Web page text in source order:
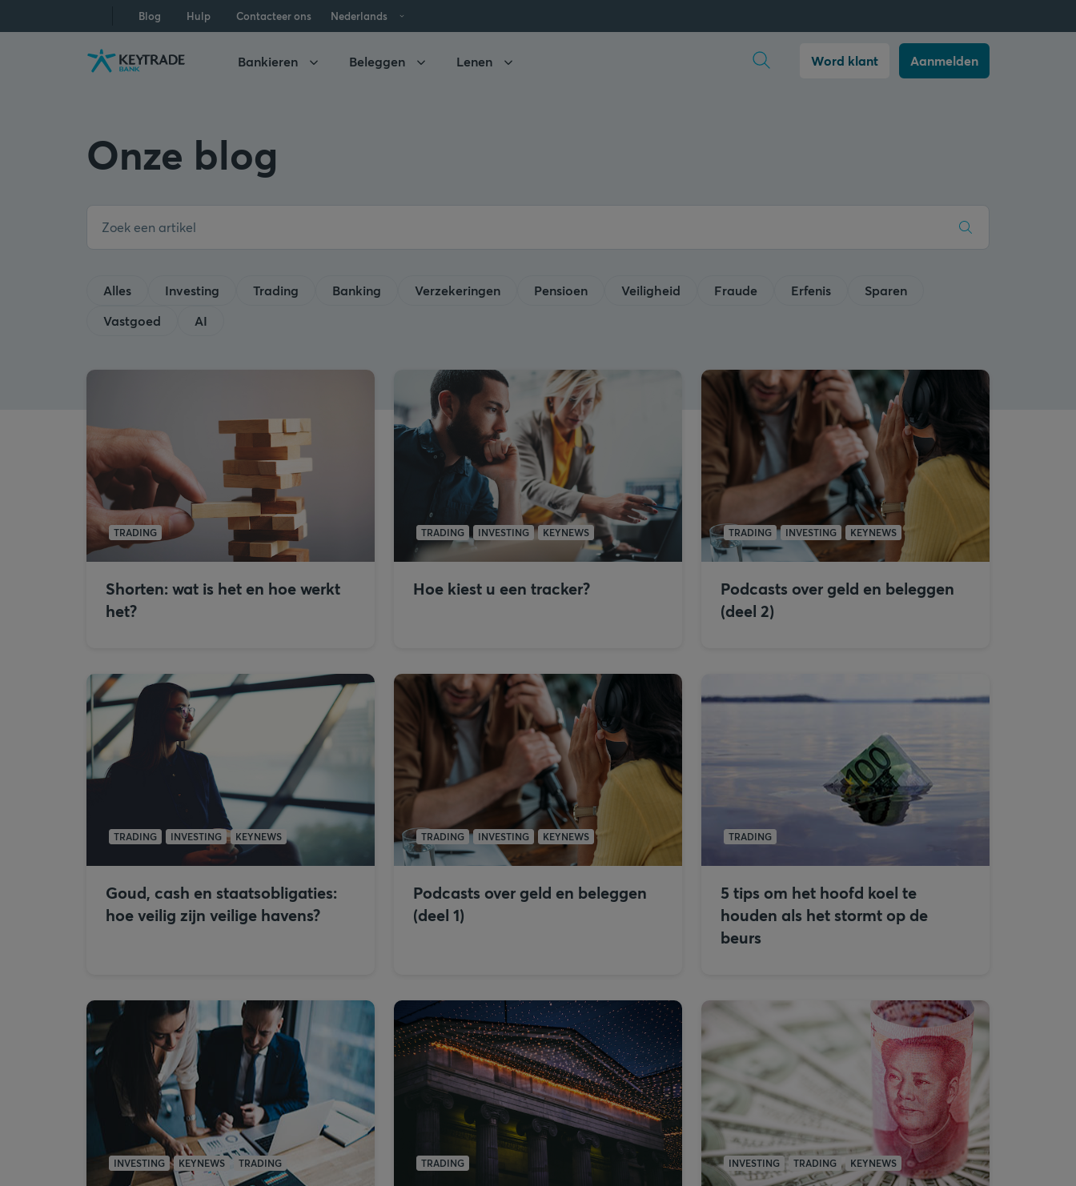
navigatie
aanmelden
inhoud
Blog Hulp Contacteer ons Nederlands
Bankieren Beleggen Lenen Word klant Aanmelden
Onze blog
Alles Investing Trading Banking Verzekeringen Pensioen Veiligheid Fraude Erfenis
Sparen
Vastgoed
AI
TRADING
Shorten: wat is het en hoe werkt
het?
TRADING INVESTING KEYNEWS
Hoe kiest u een tracker?
TRADING INVESTING KEYNEWS
Podcasts over geld en beleggen
(deel 2)
TRADING INVESTING KEYNEWS
Goud, cash en staatsobligaties:
hoe veilig zijn veilige havens?
TRADING INVESTING KEYNEWS
Podcasts over geld en beleggen
(deel 1)
TRADING
5 tips om het hoofd koel te
houden als het stormt op de
beurs
INVESTING KEYNEWS TRADING TRADING INVESTING TRADING KEYNEWS